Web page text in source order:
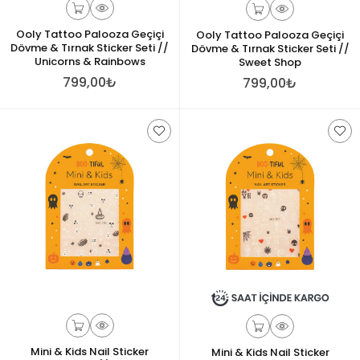
Ooly Tattoo Palooza Geçiçi
Dövme & Tırnak Sticker Seti //
Unicorns & Rainbows
799,00₺
Ooly Tattoo Palooza Geçiçi
Dövme & Tırnak Sticker Seti //
Sweet Shop
799,00₺
Mini & Kids Nail Sticker
Mini & Kids Nail Sticker